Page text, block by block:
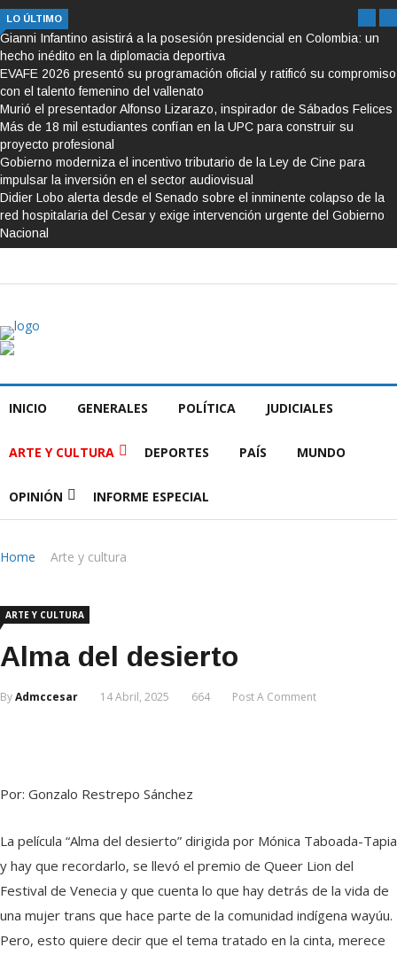
LO ÚLTIMO
Gianni Infantino asistirá a la posesión presidencial en Colombia: un
hecho inédito en la diplomacia deportiva
EVAFE 2026 presentó su programación oficial y ratificó su compromiso
con el talento femenino del vallenato
Murió el presentador Alfonso Lizarazo, inspirador de Sábados Felices
Más de 18 mil estudiantes confían en la UPC para construir su
proyecto profesional
Gobierno moderniza el incentivo tributario de la Ley de Cine para
impulsar la inversión en el sector audiovisual
Didier Lobo alerta desde el Senado sobre el inminente colapso de la
red hospitalaria del Cesar y exige intervención urgente del Gobierno
Nacional
INICIO GENERALES POLÍTICA JUDICIALES
ARTE Y CULTURA DEPORTES PAÍS MUNDO
OPINIÓN INFORME ESPECIAL
Home Arte y cultura
ARTE Y CULTURA
Alma del desierto
ByAdmccesar 14 Abril, 2025 664 Post A Comment
Por: Gonzalo Restrepo Sánchez
La película “Alma del desierto” dirigida por Mónica Taboada-Tapia
y hay que recordarlo, se llevó el premio de Queer Lion del
Festival de Venecia y que cuenta lo que hay detrás de la vida de
una mujer trans que hace parte de la comunidad indígena wayúu.
Pero, esto quiere decir que el tema tratado en la cinta, merece